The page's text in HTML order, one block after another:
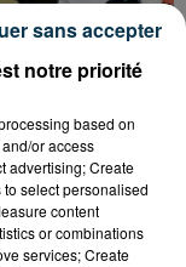
notre priorité
based on
or access
advertising; Create
select personalised
content
or combinations
services; Create
sans accepter